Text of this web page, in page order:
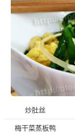
炒肚丝
梅干菜蒸板鸭